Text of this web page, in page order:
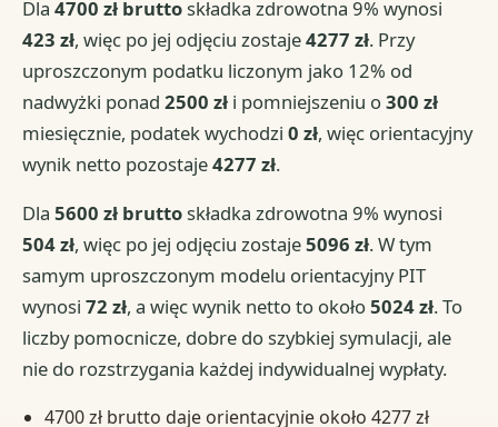
Dla4700 zł bruttoskładka zdrowotna 9% wynosi
423 zł, więc po jej odjęciu zostaje4277 zł. Przy
uproszczonym podatku liczonym jako 12% od
nadwyżki ponad2500 zł i pomniejszeniu o300 zł
miesięcznie, podatek wychodzi0 zł, więc orientacyjny
wynik netto pozostaje4277 zł.
Dla5600 zł bruttoskładka zdrowotna 9% wynosi
504 zł, więc po jej odjęciu zostaje5096 zł. W tym
samym uproszczonym modelu orientacyjny PIT
wynosi72 zł, a więc wynik netto to około5024 zł. To
liczby pomocnicze, dobre do szybkiej symulacji, ale
nie do rozstrzygania każdej indywidualnej wypłaty.
4700 zł brutto daje orientacyjnie około 4277 zł